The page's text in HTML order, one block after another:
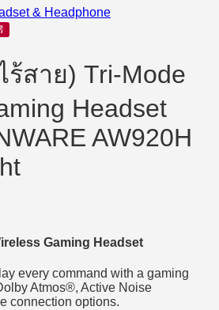
& Headphone
ร้สาย) Tri-Mode
Headset
AW920H
.
Gaming Headset
every command with a gaming
Atmos®, Active Noise
connection options.